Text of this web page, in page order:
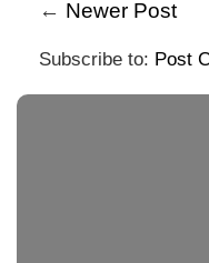
← Newer Post
Subscribe to: Post